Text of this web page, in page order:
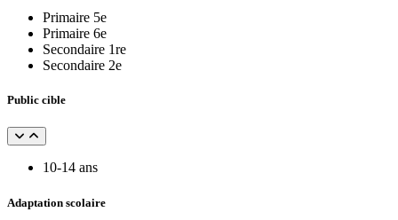
Primaire 5e
Primaire 6e
Secondaire 1re
Secondaire 2e
Public cible
10-14 ans
Adaptation scolaire